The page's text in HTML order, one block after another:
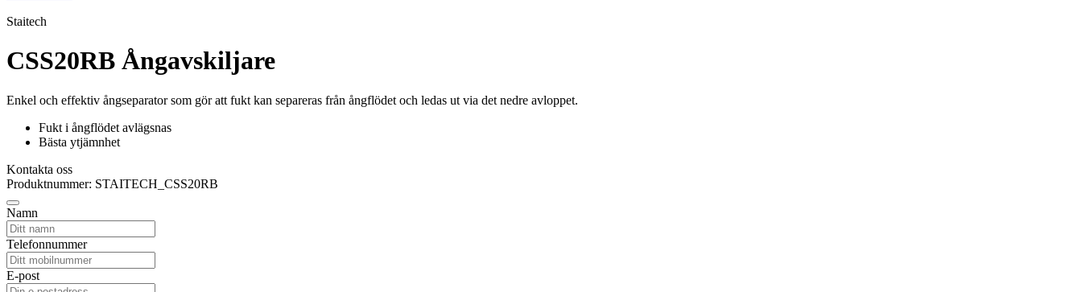
Staitech
CSS20RB Ångavskiljare
Enkel och effektiv ångseparator som gör att fukt kan separeras från ångflödet och ledas ut via det nedre avloppet.
Fukt i ångflödet avlägsnas
Bästa ytjämnhet
Kontakta oss
Produktnummer: STAITECH_CSS20RB
Namn
Telefonnummer
E-post